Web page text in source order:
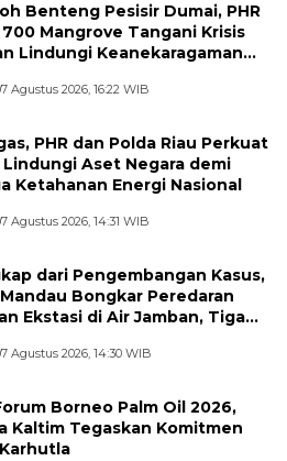
Benteng Pesisir Dumai, PHR
Mangrove Tangani Krisis
Lindungi Keanekaragaman
Agustus 2026, 16:22 WIB
PHR dan Polda Riau Perkuat
Aset Negara demi
Ketahanan Energi Nasional
Agustus 2026, 14:31 WIB
dari Pengembangan Kasus,
Bongkar Peredaran
Ekstasi di Air Jamban, Tiga
Agustus 2026, 14:30 WIB
Borneo Palm Oil 2026,
Kaltim Tegaskan Komitmen